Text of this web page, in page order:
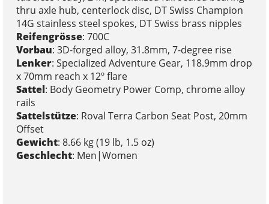
thru axle hub, centerlock disc, DT Swiss Champion
14G stainless steel spokes, DT Swiss brass nipples
Reifengrösse: 700C
Vorbau: 3D-forged alloy, 31.8mm, 7-degree rise
Lenker: Specialized Adventure Gear, 118.9mm drop
x 70mm reach x 12º flare
Sattel: Body Geometry Power Comp, chrome alloy
rails
Sattelstütze: Roval Terra Carbon Seat Post, 20mm
Offset
Gewicht: 8.66 kg (19 lb, 1.5 oz)
Geschlecht: Men|Women